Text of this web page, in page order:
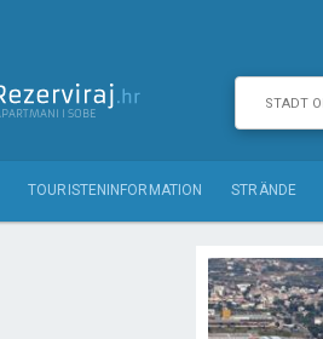
TOURISTENINFORMATION STRÄNDE